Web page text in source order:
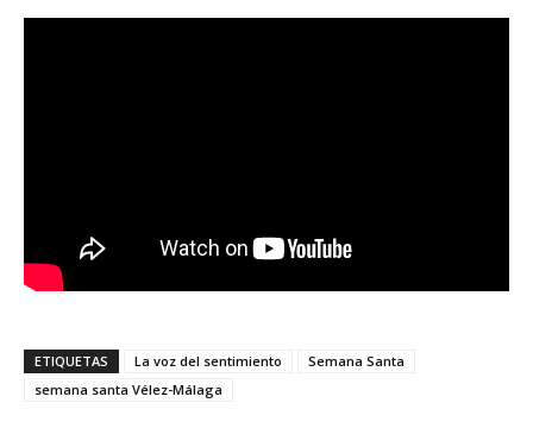
ETIQUETAS La voz del sentimiento
Semana Santa
semana santa Vélez-Málaga